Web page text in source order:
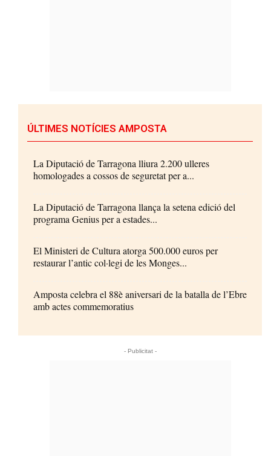
ÚLTIMES NOTÍCIES AMPOSTA
La Diputació de Tarragona lliura 2.200 ulleres
homologades a cossos de seguretat per a...
La Diputació de Tarragona llança la setena edició del
programa Genius per a estades...
El Ministeri de Cultura atorga 500.000 euros per
restaurar l’antic col·legi de les Monges...
Amposta celebra el 88è aniversari de la batalla de l’Ebre
amb actes commemoratius
- Publicitat -